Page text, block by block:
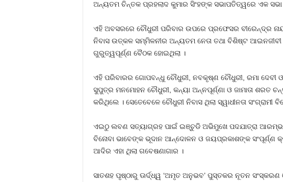
ଅନ୍ୟତମ ଚିନ୍ତକ ପ୍ରହଲାଦ କୁମାର ସିଂହଙ୍କ ସଭାପତିତ୍ୱରେ ଏକ
ଏହି ଅବସରରେ ଚୌଧୁରୀ ପରିବାର ଉପରେ ପ୍ରଫେସର ବୀରେନ୍ଦ୍ର
ନିବାସ ଉତ୍କଳ ସମ୍ମିଳନୀର ଅନ୍ୟତମ ନେତା ତଥା ବିଶିଷ୍ଟ
ଗୁରୁତ୍ୱପୂର୍ଣ୍ଣ ବୈଠକ ହୋଇଥିଲା ।
ଏହି ପରିବାରର ଗୋପବନ୍ଧୁ ଚୌଧୁରୀ, ନବକୃଷ୍ଣ ଚୌଧୁରୀ, ରମା ଦେବୀ
ସୁପୁତ୍ର ମନମୋହନ ଚୌଧୁରୀ, କନ୍ୟା ଅନ୍ନପୂର୍ଣ୍ଣା ଓ ଜାମାତା
କରିଥିଲେ । ସେତେବେଳେ ଚୌଧୁରୀ ନିବାସ ଥିଲା ସ୍ୱାଧୀନତା ସଂଗ୍ରାମୀ
ଏଇଠୁ ଲବଣ ସତ୍ୟାଗ୍ରହ ପାଇଁ ଇଞ୍ଚୁଡି ଅଭିମୁଖେ ପଦଯାତ୍ରା ଆରମ୍ଭ
ବିନୋବା ଭାବେଙ୍କ ଭୂଦାନ ଆନ୍ଦୋଳନ ଓ ଜୟପ୍ରକାଶଙ୍କ ସଂପୂର୍ଣ୍ଣ
ଆଦିର ଏହା ଥିଲା ଗବେଷଣାଗାର ।
ସାତଶହ ପୃଷ୍ଠାରୁ ଊର୍ଦ୍ଧ୍ୱ ‘ଅମୃତ ଅନୁଭବ’ ପୁସ୍ତକର ନୂତନ ସଂସ୍କରଣ